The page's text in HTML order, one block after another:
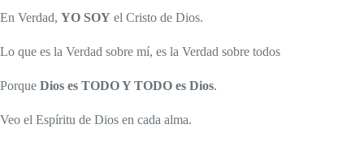
En Verdad, YO SOY el Cristo de Dios.
Lo que es la Verdad sobre mí, es la Verdad sobre todos
Porque Dios es TODO Y TODO es Dios.
Veo el Espíritu de Dios en cada alma.